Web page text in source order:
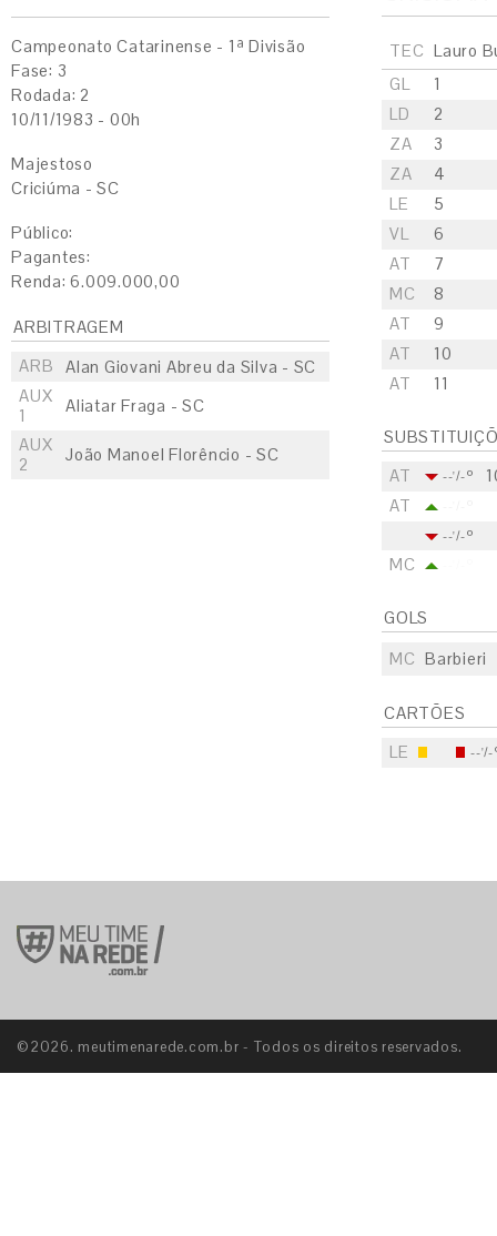
Campeonato Catarinense - 1ª Divisão
Fase: 3
Rodada: 2
10/11/1983 - 00h
Majestoso
Criciúma - SC
Público:
Pagantes:
Renda: 6.009.000,00
ARBITRAGEM
ARB
Alan Giovani Abreu da Silva - SC
AUX
1
Aliatar Fraga - SC
AUX
2
João Manoel Florêncio - SC
TEC Lauro
GL
1
LD
2
ZA
3
ZA
4
LE
5
VL
6
AT
7
MC
8
AT
9
AT
10
AT
11
AT
--'/-º
AT
--'/-º
MC
GOLS
MC Barbieri
CARTÕES
LE
--'/-
©2026. meutimenarede.com.br - Todos os direitos reservados.